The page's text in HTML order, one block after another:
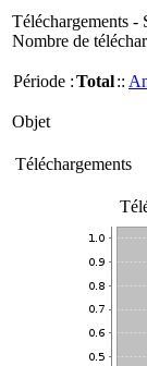
Téléchargements -
Nombre de
Période :Total::
Objet
Téléchargements